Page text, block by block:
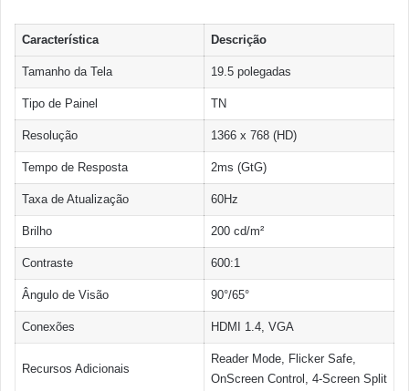
Característica Descrição
Tamanho da Tela 19.5 polegadas
Tipo de Painel TN
Resolução 1366 x 768 (HD)
Tempo de Resposta 2ms (GtG)
Taxa de Atualização 60Hz
Brilho 200 cd/m²
Contraste 600:1
Ângulo de Visão 90°/65°
Conexões HDMI 1.4, VGA
Recursos Adicionais
Reader Mode, Flicker Safe,
OnScreen Control, 4-Screen Split